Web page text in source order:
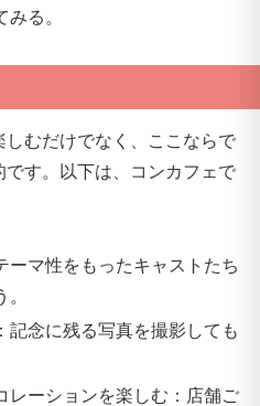
る。
むだけでなく、ここならで
す。以下は、コンカフェで
ーマ性をもったキャストたち
記念に残る写真を撮影しても
レーションを楽しむ：店舗ご